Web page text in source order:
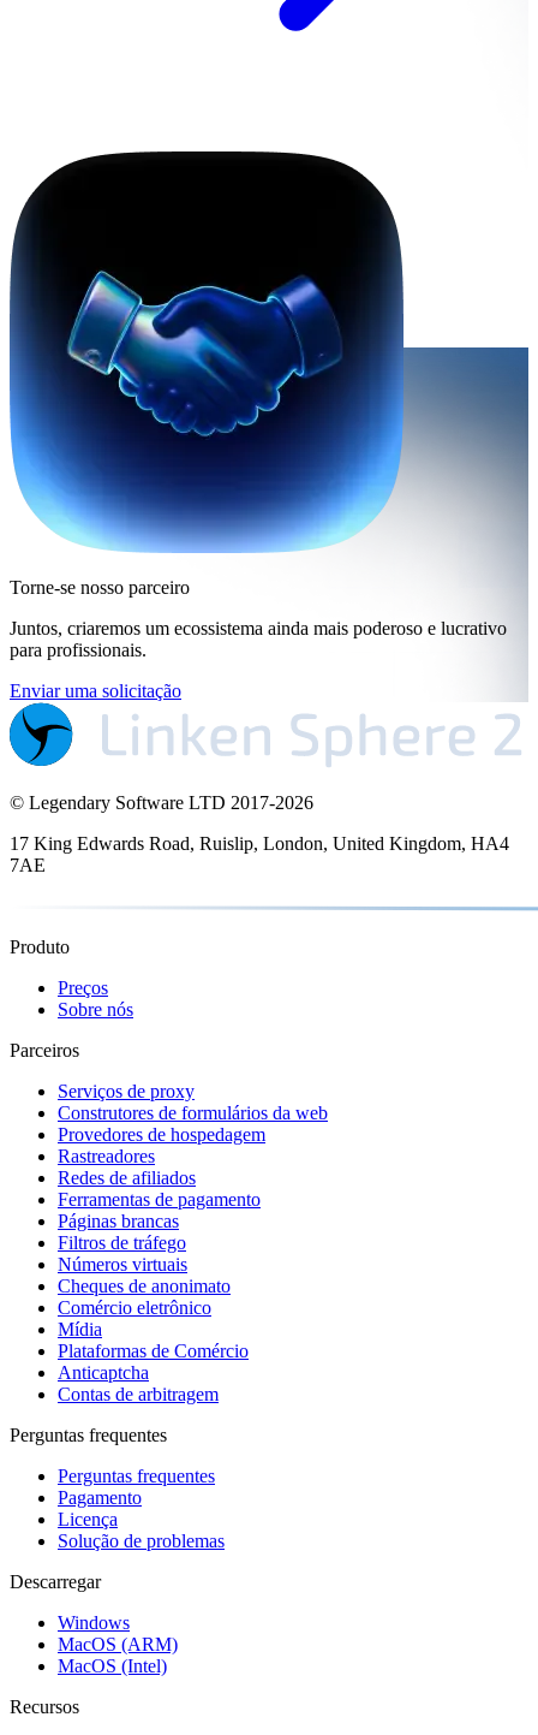
Torne-se nosso parceiro
Juntos, criaremos um ecossistema ainda mais poderoso e lucrativo
para profissionais.
Enviar uma solicitação
© Legendary Software LTD 2017-2026
17 King Edwards Road, Ruislip, London, United Kingdom, HA4
7AE
Produto
Preços
Sobre nós
Parceiros
Serviços de proxy
Construtores de formulários da web
Provedores de hospedagem
Rastreadores
Redes de afiliados
Ferramentas de pagamento
Páginas brancas
Filtros de tráfego
Números virtuais
Cheques de anonimato
Comércio eletrônico
Mídia
Plataformas de Comércio
Anticaptcha
Contas de arbitragem
Perguntas frequentes
Perguntas frequentes
Pagamento
Licença
Solução de problemas
Descarregar
Windows
MacOS (ARM)
MacOS (Intel)
Recursos